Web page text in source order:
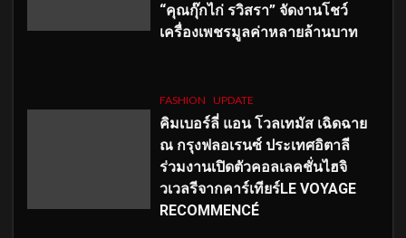
“คุณกุ๊กไก่ รวิสรา” จัดงานโชว์
เครื่องเพชรมูลค่าหลายล้านบาท
FASHION UPDATE
คิมเบอร์ลี่ แอน โวลเทมัส เฉิดฉาย
ณ กรุงฟลอเรนซ์ ประเทศอิตาลี
ร่วมงานเปิดตัวคอลเลคชั่นไฮจิ
วเวลรีจากคาร์เทียร์LE VOYAGE
RECOMMENCÉ